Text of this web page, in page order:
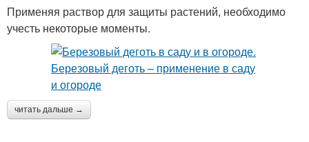
Применяя раствор для защиты растений, необходимо
учесть некоторые моменты.
читать дальше →